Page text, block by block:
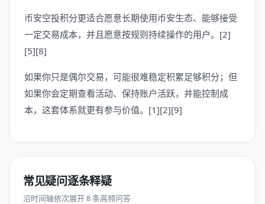
币安空投积分更适合愿意长期使用币安生态、能够接受
一定交易成本，并且愿意按规则持续操作的用户。[2]
[5][8]
如果你只是偶尔交易，可能很难稳定积累足够积分；但
如果你会定期查看活动、保持账户活跃，并能控制成
本，这套体系就更有参与价值。[1][2][9]
常见疑问逐条释疑
沿时间轴依次展开 8 条高频问答